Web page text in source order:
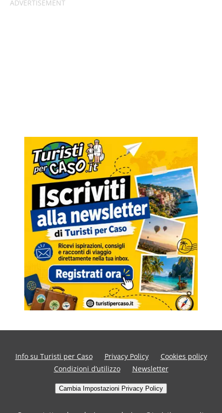
Info su Turisti per Caso Privacy Policy
Cookies policy
Condizioni d’utilizzo
Newsletter
Cambia Impostazioni Privacy Policy